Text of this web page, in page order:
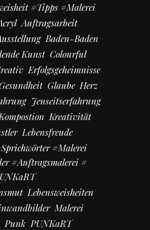
#Tipps #Malerei
Auftragsarbeit
Baden-Baden
Kunst Colourful
Erfolgsgeheimnisse
Glaube Herz
Jenseitserfahrung
Kompostion Kreativität
Lebensfreude
#Malerei
#Auftragsmalerei #
Lebensweisheiten
Malerei
Punk PUNKaRT